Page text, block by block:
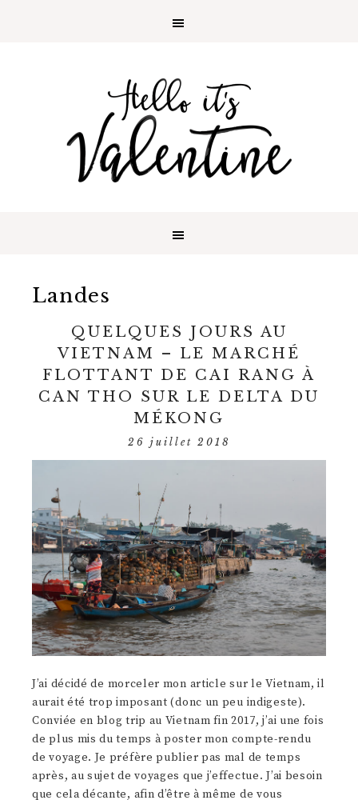
Landes
QUELQUES JOURS AU
VIETNAM – LE MARCHÉ
FLOTTANT DE CAI RANG À
CAN THO SUR LE DELTA DU
MÉKONG
26 juillet 2018
J’ai décidé de morceler mon article sur le Vietnam, il
aurait été trop imposant (donc un peu indigeste).
Conviée en blog trip au Vietnam fin 2017, j’ai une fois
de plus mis du temps à poster mon compte-rendu
de voyage. Je préfère publier pas mal de temps
après, au sujet de voyages que j’effectue. J’ai besoin
que cela décante, afin d’être à même de vous